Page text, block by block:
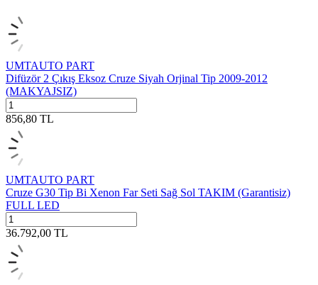
UMTAUTO PART
Difüzör 2 Çıkış Eksoz Cruze Siyah Orjinal Tip 2009-2012
(MAKYAJSIZ)
856,80 TL
UMTAUTO PART
Cruze G30 Tip Bi Xenon Far Seti Sağ Sol TAKIM (Garantisiz)
FULL LED
36.792,00 TL